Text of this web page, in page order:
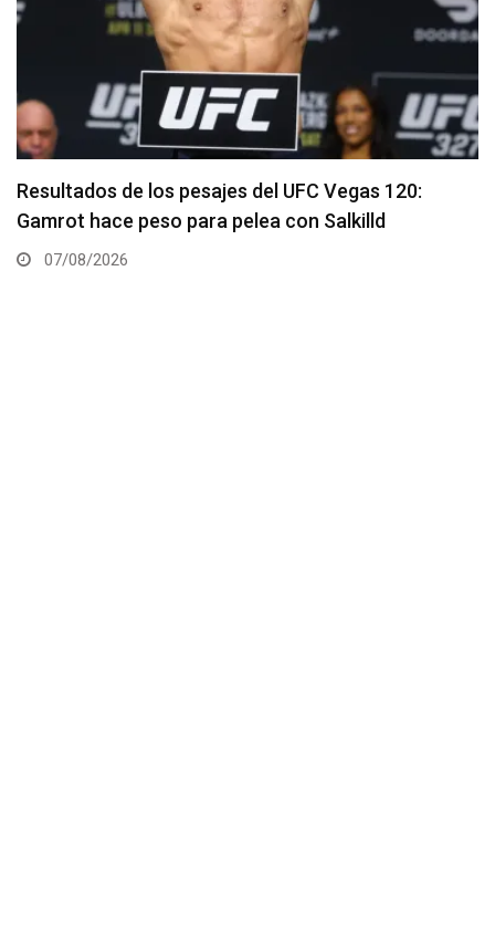
Quillan Salkilld es favorito para la pelea estelar de
UFC Vegas 120
06/08/2026